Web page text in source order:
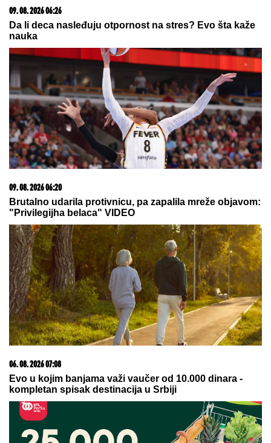
ovom izdanju, a baš joj pristaje: Odabrala model
koji izdužuje figuru, a onda se vratila
prepoznatljivom stilu
OŽENIO SE DEJAN STANKOVIĆ
KRALJ!Doktorka otkrila kako se
oseća nakon venčanja: "Zaljubljena
sam", tu su njegovi roditelji i sestra
(VIDEO)
"ILIJAN UŽIVA KAO PRINC, NE
Ražnatović o unuku, porodici Gudelj
i Anastasiji: "Odlično se snašla,
nisam je savetovala", spomenula i
novi album posle 10 godina
Voditeljki RTS-a TELO CELO U MIŠIĆIMA, skinula se
u bikini i pokazala RASNE OBLINE Skroz joj
popustile kočnice, slike sa odmora napravile dar-
mar